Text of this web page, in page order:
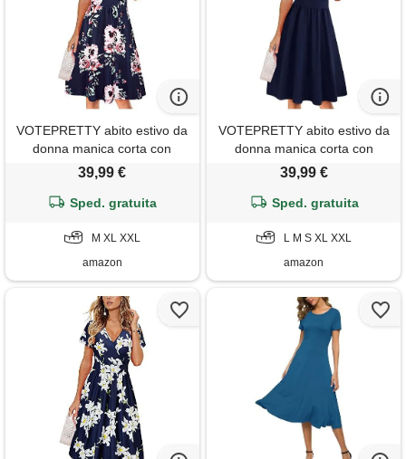
VOTEPRETTY abito estivo da
donna manica corta con
scollo a v e avvolgente abito
al ginocchio con tasche
39,99 €
Sped. gratuita
M XL XXL
amazon
VOTEPRETTY abito estivo da
donna manica corta con
scollo a v e avvolgente abito
al ginocchio con tasche
39,99 €
Sped. gratuita
L M S XL XXL
amazon